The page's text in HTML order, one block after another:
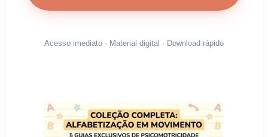
Acesso imediato · Material digital · Download rápido